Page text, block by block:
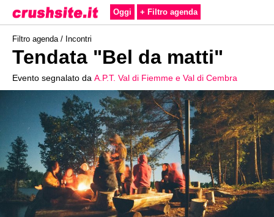
Oggi + Filtro agenda
Filtro agenda / Incontri
Tendata "Bel da matti"
Evento segnalato da A.P.T. Val di Fiemme e Val di Cembra